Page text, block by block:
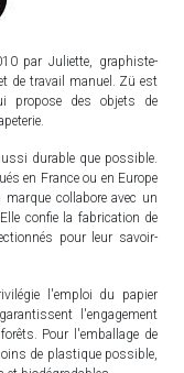
par Juliette, graphiste-
de travail manuel. Zü est
propose des objets de
durable que possible.
en France ou en Europe
marque collabore avec un
confie la fabrication de
pour leur savoir-
l'emploi du papier
l'engagement
Pour l'emballage de
de plastique possible,